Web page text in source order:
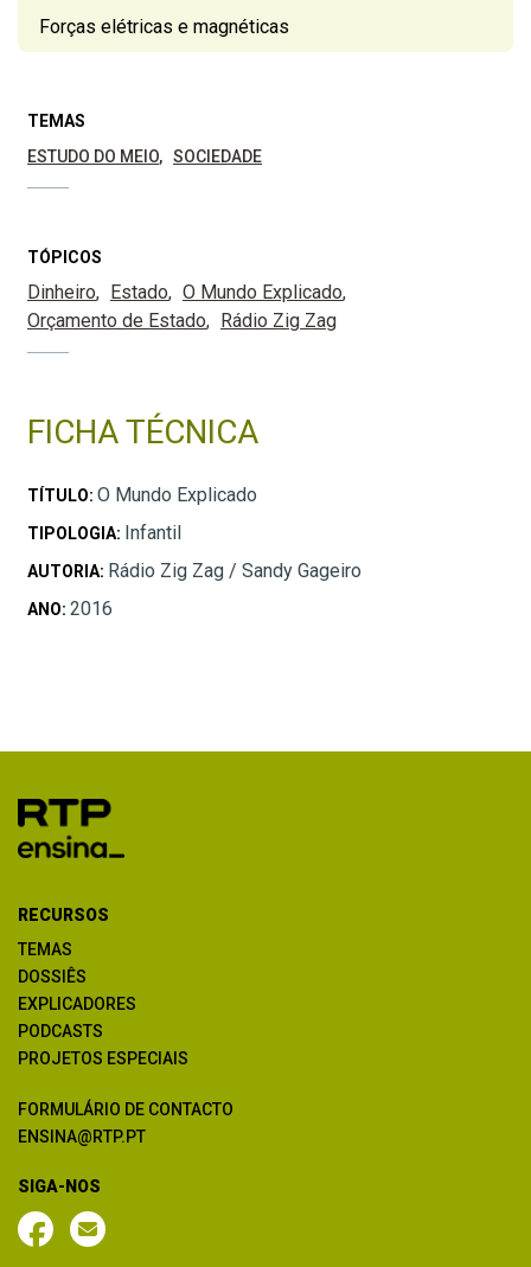
Forças elétricas e magnéticas
TEMAS
ESTUDO DO MEIO
SOCIEDADE
TÓPICOS
Dinheiro Estado
O Mundo Explicado
Orçamento de Estado
Rádio Zig Zag
FICHA TÉCNICA
TÍTULO: O Mundo Explicado
TIPOLOGIA: Infantil
AUTORIA: Rádio Zig Zag / Sandy Gageiro
ANO: 2016
RECURSOS
TEMAS
DOSSIÊS
EXPLICADORES
PODCASTS
PROJETOS ESPECIAIS
FORMULÁRIO DE CONTACTO
ENSINA@RTP.PT
SIGA-NOS